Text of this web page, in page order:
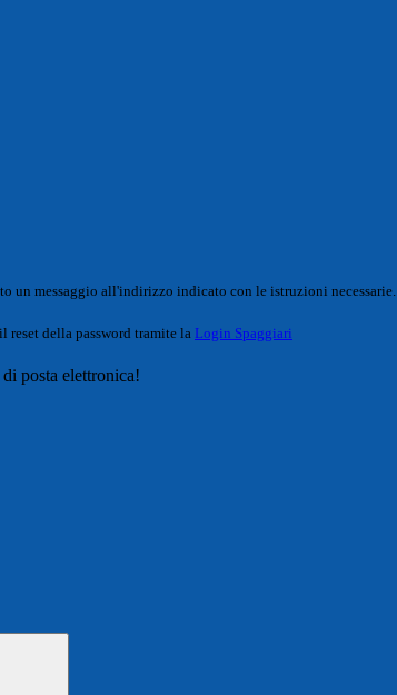
un messaggio all'indirizzo indicato con le istruzioni necessarie.
reset della password tramite la Login Spaggiari
posta elettronica!